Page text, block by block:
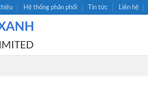
Hệ thống phân phối Tin tức Liên hệ